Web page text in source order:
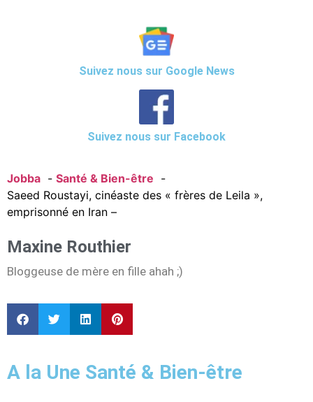
Suivez nous sur Google News
Suivez nous sur Facebook
Jobba
Santé & Bien-être
Saeed Roustayi, cinéaste des « frères de Leila »,
emprisonné en Iran –
Maxine Routhier
Bloggeuse de mère en fille ahah ;)
A la Une Santé & Bien-être